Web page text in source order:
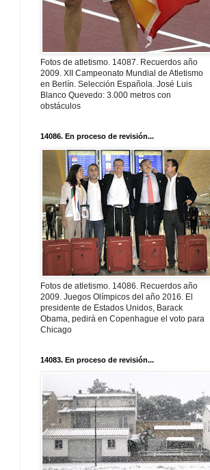
Fotos de atletismo. 14087. Recuerdos año
2009. XII Campeonato Mundial de Atletismo
en Berlín. Selección Española. José Luis
Blanco Quevedo: 3.000 metros con
obstáculos
14086. En proceso de revisión...
Fotos de atletismo. 14086. Recuerdos año
2009. Juegos Olímpicos del año 2016. El
presidente de Estados Unidos, Barack
Obama, pedirá en Copenhague el voto para
Chicago
14083. En proceso de revisión...